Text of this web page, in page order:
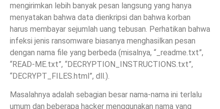
mengirimkan lebih banyak pesan langsung yang hanya
menyatakan bahwa data dienkripsi dan bahwa korban
harus membayar sejumlah uang tebusan. Perhatikan bahwa
infeksi jenis ransomware biasanya menghasilkan pesan
dengan nama file yang berbeda (misalnya, “_readme.txt”,
“READ-ME.txt”, “DECRYPTION_INSTRUCTIONS.txt”,
“DECRYPT_FILES.html”, dll.).
Masalahnya adalah sebagian besar nama-nama ini terlalu
umum dan beberapa hacker menggunakan nama yang